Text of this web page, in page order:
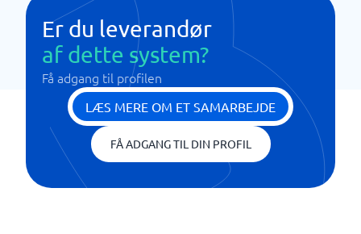
Er du leverandør
af dette system?
Få adgang til profilen
LÆS MERE OM ET SAMARBEJDE
FÅ ADGANG TIL DIN PROFIL